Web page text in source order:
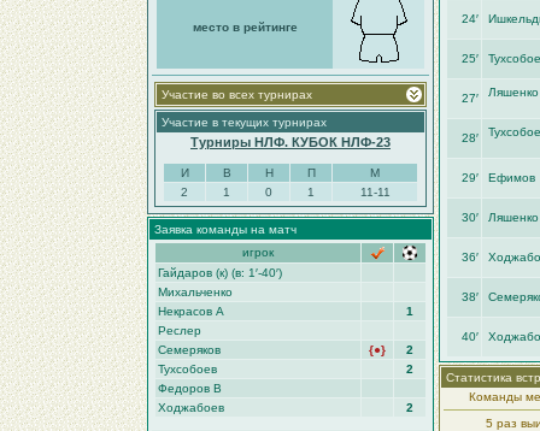
место в рейтинге
Участие во всех турнирах
Участие в текущих турнирах
Турниры НЛФ. КУБОК НЛФ-23
И В Н П
М
2
1 0 1 11-11
Заявка команды на матч
игрок
Гайдаров (к) (в: 1′-40′)
Михальченко
Некрасов А
1
Реслер
Семеряков
{●}
2
Тухсобоев
2
Федоров В
Ходжабоев
2
24′
25′
27′ Ляшенко
28′
29′ Ефимов
30′ Ляшенко
36′
38′
40′
Статистика
Команды
5 раз